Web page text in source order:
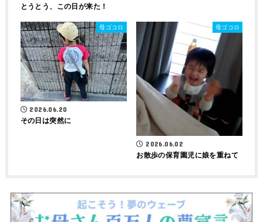
とうとう、この日が来た！
母ゴコロ
2026.06.20
その日は突然に
母ゴコロ
2026.06.02
お散歩の保育園児に娘を重ねて